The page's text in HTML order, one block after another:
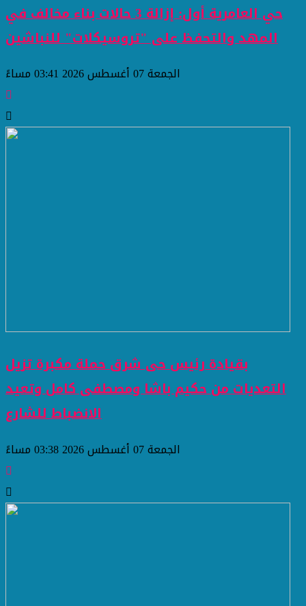
حي العامرية أول: إزالة 3 حالات بناء مخالف في
المهد والتحفظ على "تروسيكلات" للنباشين
الجمعة 07 أغسطس 2026 03:41 مساءً
بقيادة رئيس حى شرق حملة مكبرة تزيل
التعديات من حكيم باشا ومصطفى كامل وتعيد
الانضباط للشارع
الجمعة 07 أغسطس 2026 03:38 مساءً